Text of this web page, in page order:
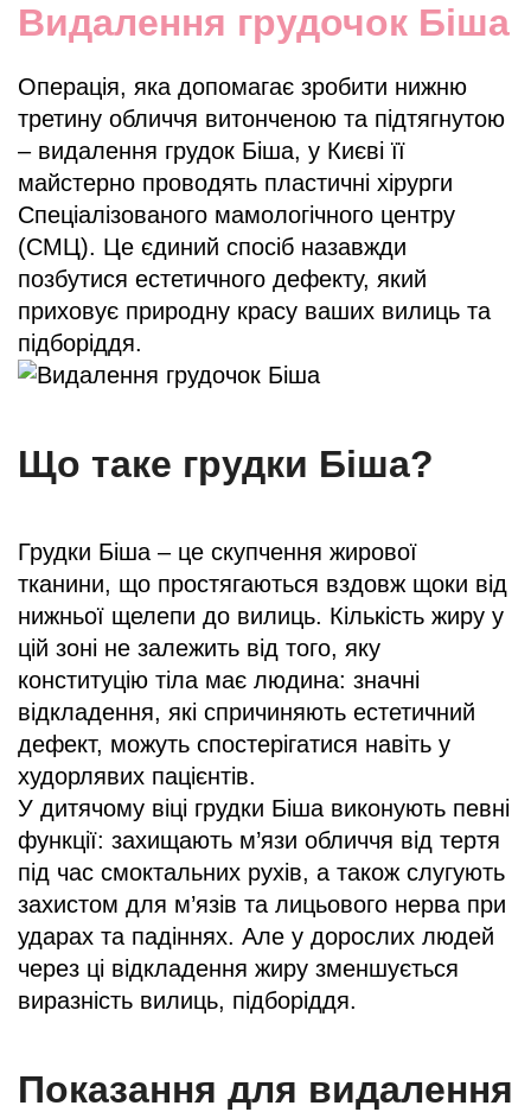
Видалення грудочок Біша
Операція, яка допомагає зробити нижню
третину обличчя витонченою та підтягнутою
– видалення грудок Біша, у Києві її
майстерно проводять пластичні хірурги
Спеціалізованого мамологічного центру
(СМЦ). Це єдиний спосіб назавжди
позбутися естетичного дефекту, який
приховує природну красу ваших вилиць та
підборіддя.
Що таке грудки Біша?
Грудки Біша – це скупчення жирової
тканини, що простягаються вздовж щоки від
нижньої щелепи до вилиць. Кількість жиру у
цій зоні не залежить від того, яку
конституцію тіла має людина: значні
відкладення, які спричиняють естетичний
дефект, можуть спостерігатися навіть у
худорлявих пацієнтів.
У дитячому віці грудки Біша виконують певні
функції: захищають м’язи обличчя від тертя
під час смоктальних рухів, а також слугують
захистом для м’язів та лицьового нерва при
ударах та падіннях. Але у дорослих людей
через ці відкладення жиру зменшується
виразність вилиць, підборіддя.
Показання для видалення